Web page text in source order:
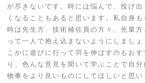
が尽きないです。時には悩んで、投げ
くなることもあると思います。私自身
時は先生方、技術補佐員の方々、先輩
って一人で抱え込まないようにしまし
こかに遊びに行って羽を伸ばすのもお
り、色んな意見を聞いて学ぶことで自分
物事をより良いものにしてほしいと思